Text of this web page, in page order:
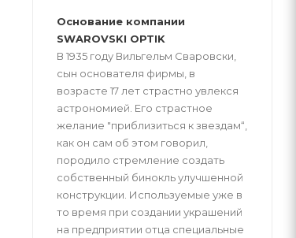
Основание компании
SWAROVSKI OPTIK
В 1935 году Вильгельм Сваровски,
сын основателя фирмы, в
возрасте 17 лет страстно увлекся
астрономией. Его страстное
желание "приблизиться к звездам“,
как он сам об этом говорил,
породило стремление создать
собственный бинокль улучшенной
конструкции. Используемые уже в
то время при создании украшений
на предприятии отца специальные